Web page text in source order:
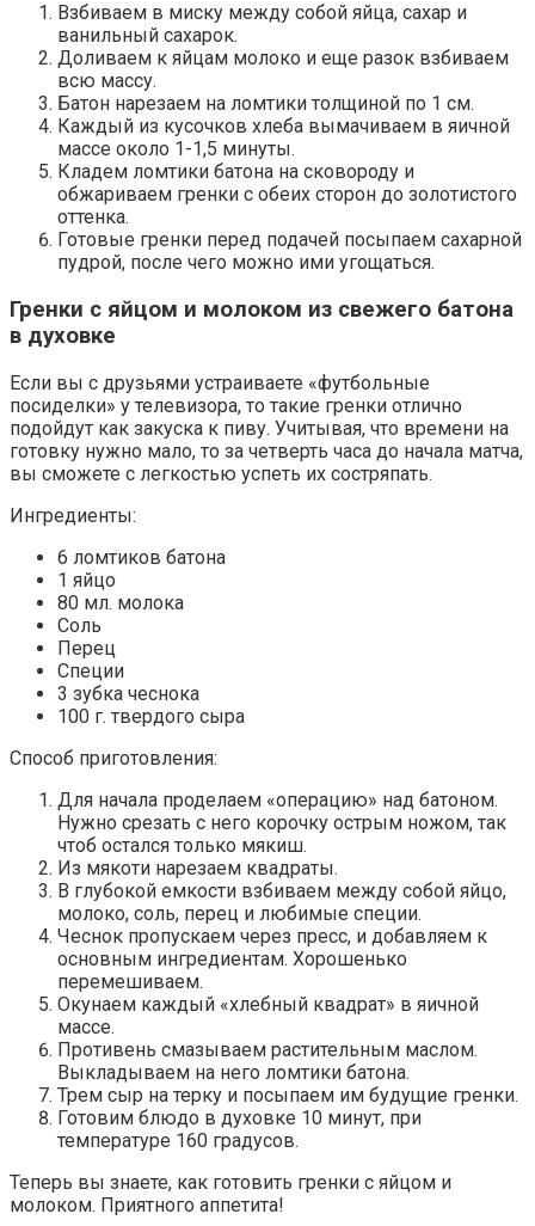
Взбиваем в миску между собой яйца, сахар и
ванильный сахарок.
Доливаем к яйцам молоко и еще разок взбиваем
всю массу.
Батон нарезаем на ломтики толщиной по 1 см.
Каждый из кусочков хлеба вымачиваем в яичной
массе около 1-1,5 минуты.
Кладем ломтики батона на сковороду и
обжариваем гренки с обеих сторон до золотистого
оттенка.
Готовые гренки перед подачей посыпаем сахарной
пудрой, после чего можно ими угощаться.
Гренки с яйцом и молоком из свежего батона
в духовке
Если вы с друзьями устраиваете «футбольные
посиделки» у телевизора, то такие гренки отлично
подойдут как закуска к пиву. Учитывая, что времени на
готовку нужно мало, то за четверть часа до начала матча,
вы сможете с легкостью успеть их состряпать.
Ингредиенты:
6 ломтиков батона
1 яйцо
80 мл. молока
Соль
Перец
Специи
3 зубка чеснока
100 г. твердого сыра
Способ приготовления:
Для начала проделаем «операцию» над батоном.
Нужно срезать с него корочку острым ножом, так
чтоб остался только мякиш.
Из мякоти нарезаем квадраты.
В глубокой емкости взбиваем между собой яйцо,
молоко, соль, перец и любимые специи.
Чеснок пропускаем через пресс, и добавляем к
основным ингредиентам. Хорошенько
перемешиваем.
Окунаем каждый «хлебный квадрат» в яичной
массе.
Противень смазываем растительным маслом.
Выкладываем на него ломтики батона.
Трем сыр на терку и посыпаем им будущие гренки.
Готовим блюдо в духовке 10 минут, при
температуре 160 градусов.
Теперь вы знаете, как готовить гренки с яйцом и
молоком. Приятного аппетита!